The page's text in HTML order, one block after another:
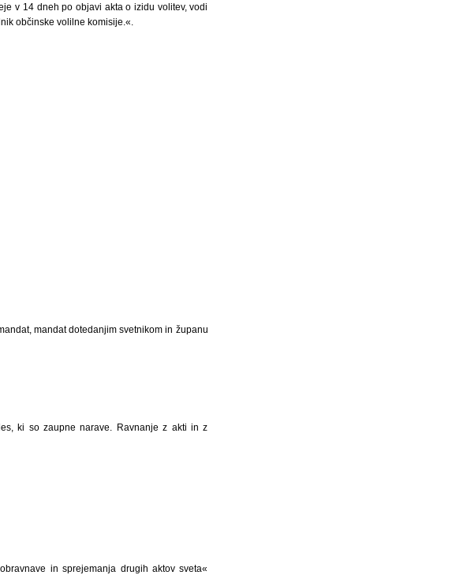
v 14 dneh po objavi akta o izidu volitev, vodi
občinske volilne komisije.«.
mandat dotedanjim svetnikom in županu
ki so zaupne narave. Ravnanje z akti in z
in sprejemanja drugih aktov sveta«